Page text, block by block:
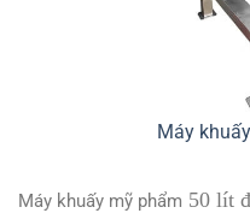
Máy khuấy
Máy khuấy mỹ phẩm 50 lít